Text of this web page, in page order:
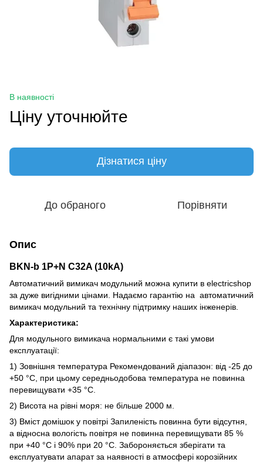
В наявності
Ціну уточнюйте
Дізнатися ціну
До обраного Порівняти
Опис
BKN-b 1P+N C32A (10kA)
Автоматичний вимикач модульний можна купити в electricshop
за дуже вигідними цінами. Надаємо гарантію на автоматичний
вимикач модульний та технічну підтримку наших інженерів.
Характеристика:
Для модульного вимикача нормальними є такі умови
експлуатації:
1) Зовнішня температура Рекомендований діапазон: від -25 до
+50 °C, при цьому середньодобова температура не повинна
перевищувати +35 °C.
2) Висота на рівні моря: не більше 2000 м.
3) Вміст домішок у повітрі Запиленість повинна бути відсутня,
а відносна вологість повітря не повинна перевищувати 85 %
при +40 °C і 90% при 20 °C. Забороняється зберігати та
експлуатувати апарат за наявності в атмосфері корозійних